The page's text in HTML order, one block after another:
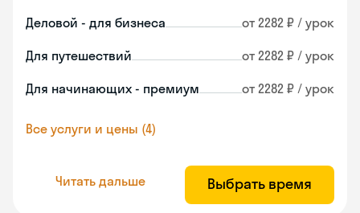
Деловой - для бизнеса от 2282 ₽ / урок
Для путешествий от 2282 ₽ / урок
Для начинающих - премиум от 2282 ₽ / урок
Все услуги и цены (4)
Читать дальше Выбрать время